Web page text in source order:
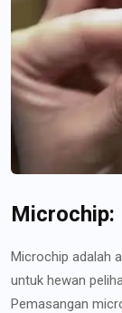
Microchip:
Microchip adalah
untuk hewan
Pemasangan